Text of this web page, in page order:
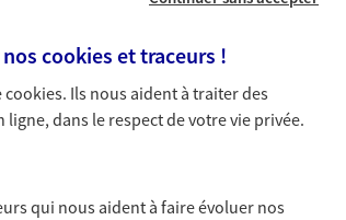
cookies et traceurs !
cookies. Ils nous aident à traiter des
dans le respect de votre vie privée.
qui nous aident à faire évoluer nos